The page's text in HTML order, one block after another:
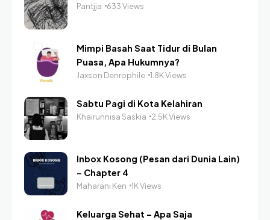
Pantjja 633 Views
Mimpi Basah Saat Tidur di Bulan
Puasa, Apa Hukumnya?
Jaxson Denrophile 1.8K Views
Sabtu Pagi di Kota Kelahiran
Khairunnisa Saskia 2.5K Views
Inbox Kosong (Pesan dari Dunia Lain)
– Chapter 4
Maharani Ken 1K Views
Keluarga Sehat – Apa Saja